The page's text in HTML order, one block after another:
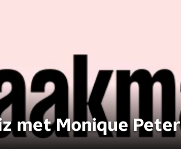
met Monique Peter